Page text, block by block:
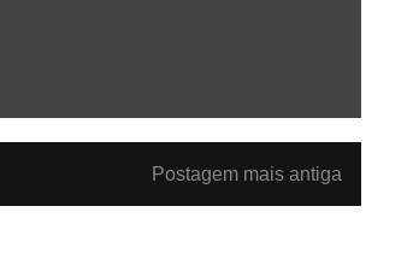
Postagem mais antiga